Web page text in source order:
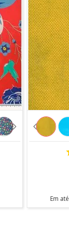
Em até